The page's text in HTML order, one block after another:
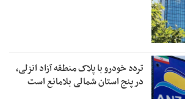
تردد خودرو با پلاک منطقه آزاد انزلی،
در پنج استان شمالی بلامانع است